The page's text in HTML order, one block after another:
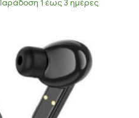
1 έως 3 ημέρες